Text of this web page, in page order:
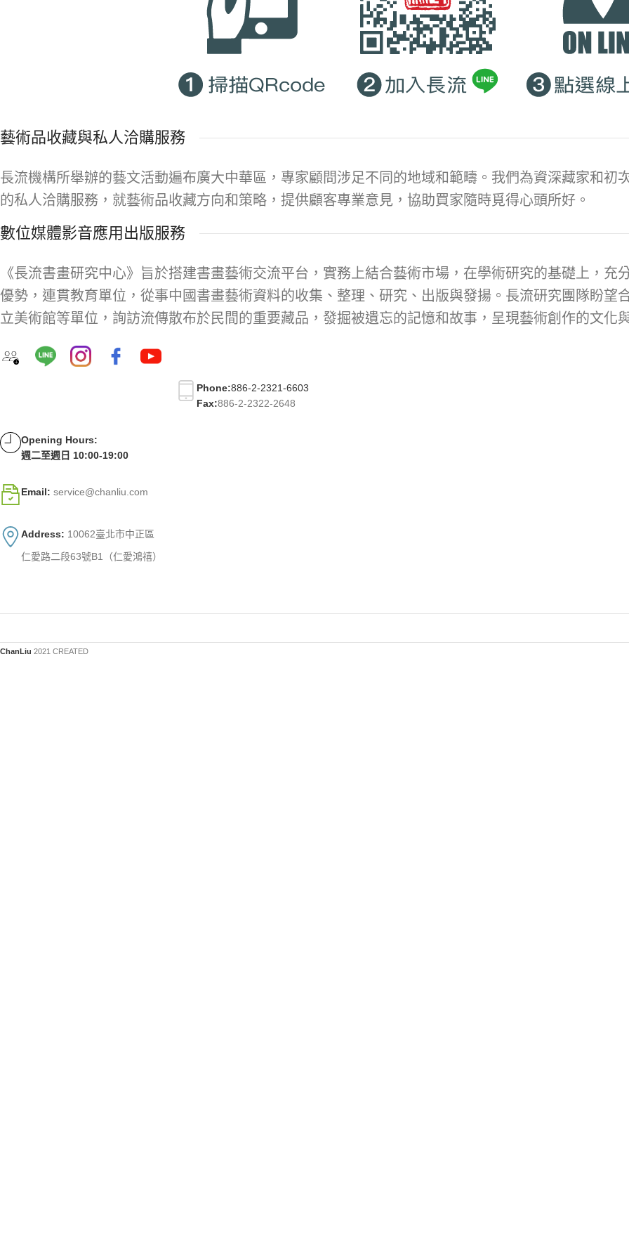
藝術品收藏與私人洽購服務
長流機構所舉辦的藝文活動遍布廣大中華區，專家顧問涉足不同的地域和範疇。我們為資深藏家和初
的私人洽購服務，就藝術品收藏方向和策略，提供顧客專業意見，協助買家隨時覓得心頭所好。
數位媒體影音應用出版服務
《長流書畫研究中心》旨於搭建書畫藝術交流平台，實務上結合藝術市場，在學術研究的基礎上，充
優勢，連貫教育單位，從事中國書畫藝術資料的收集、整理、研究、出版與發揚。長流研究團隊盼望
立美術館等單位，詢訪流傳散布於民間的重要藏品，發掘被遺忘的記憶和故事，呈現藝術創作的文化
Phone:886-2-2321-6603
Fax:886-2-2322-2648
Opening Hours:
週二至週日 10:00-19:00
Email: service@chanliu.com
Address: 10062臺北市中正區
仁愛路二段63號B1（仁愛鴻禧）
ChanLiu 2021 CREATED